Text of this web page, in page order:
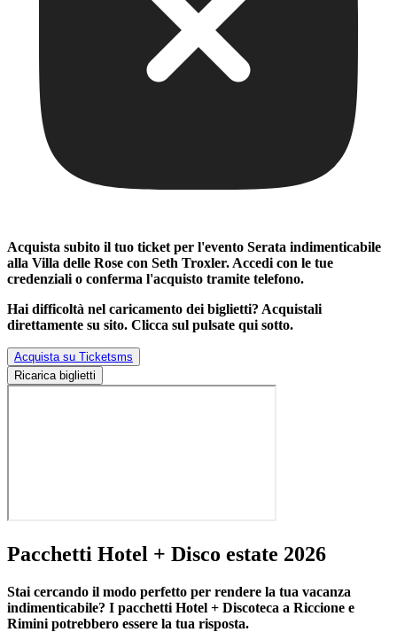
Acquista subito il tuo ticket per l'evento Serata indimenticabile
alla Villa delle Rose con Seth Troxler. Accedi con le tue
credenziali o conferma l'acquisto tramite telefono.
Hai difficoltà nel caricamento dei biglietti? Acquistali
direttamente su sito. Clicca sul pulsate qui sotto.
Acquista su Ticketsms
Ricarica biglietti
Pacchetti Hotel + Disco estate 2026
Stai cercando il modo perfetto per rendere la tua vacanza
indimenticabile? I pacchetti Hotel + Discoteca a Riccione e
Rimini potrebbero essere la tua risposta.